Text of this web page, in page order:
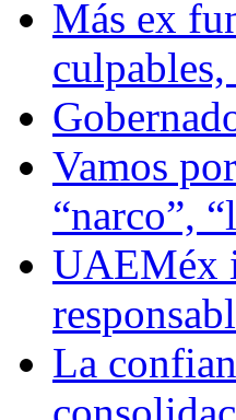
Más ex
Vamos
“narco”,
UAEMéx
La